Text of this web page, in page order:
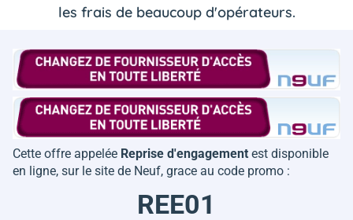
les frais de beaucoup d'opérateurs.
Cette offre appelée Reprise d'engagement est disponible
en ligne, sur le site de Neuf, grace au code promo :
REE01